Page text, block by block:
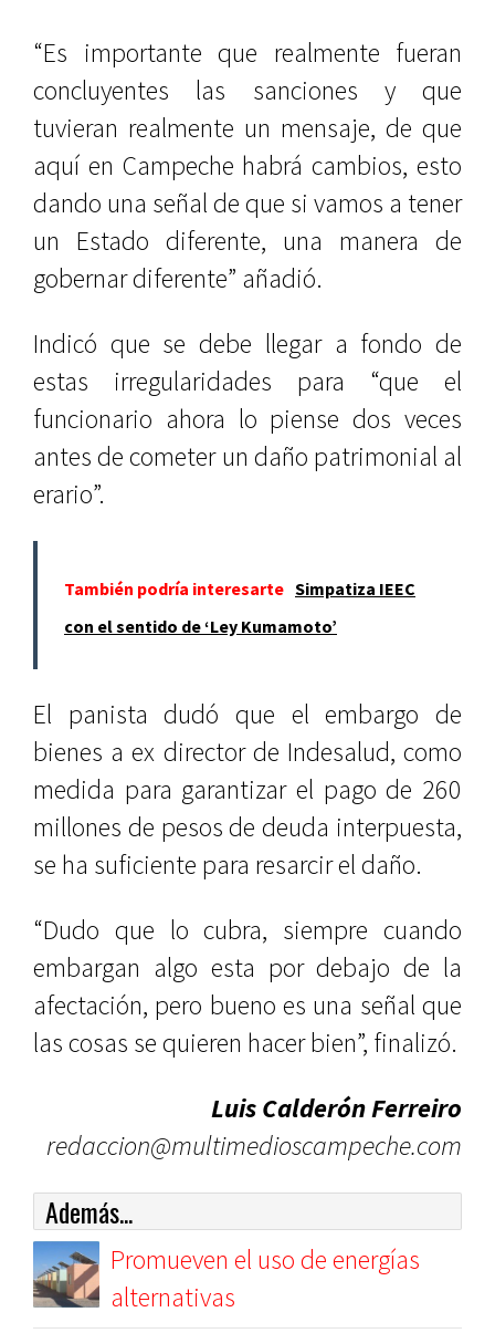
“Es importante que realmente fueran
concluyentes las sanciones y que
tuvieran realmente un mensaje, de que
aquí en Campeche habrá cambios, esto
dando una señal de que si vamos a tener
un Estado diferente, una manera de
gobernar diferente” añadió.
Indicó que se debe llegar a fondo de
estas irregularidades para “que el
funcionario ahora lo piense dos veces
antes de cometer un daño patrimonial al
erario”.
También podría interesarte Simpatiza IEEC
con el sentido de ‘Ley Kumamoto’
El panista dudó que el embargo de
bienes a ex director de Indesalud, como
medida para garantizar el pago de 260
millones de pesos de deuda interpuesta,
se ha suficiente para resarcir el daño.
“Dudo que lo cubra, siempre cuando
embargan algo esta por debajo de la
afectación, pero bueno es una señal que
las cosas se quieren hacer bien”, finalizó.
Luis Calderón Ferreiro
redaccion@multimedioscampeche.com
Además...
Promueven el uso de energías
alternativas